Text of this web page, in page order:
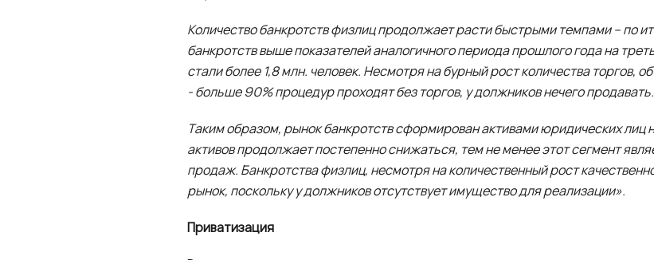
Количество банкротств физлиц продолжает расти быстрыми темпами – по
банкротств выше показателей аналогичного периода прошлого года на
стали более 1,8 млн. человек. Несмотря на бурный рост количества торгов,
- больше 90% процедур проходят без торгов, у должников нечего продавать.
Таким образом, рынок банкротств сформирован активами юридических лиц
активов продолжает постепенно снижаться, тем не менее этот сегмент
продаж. Банкротства физлиц, несмотря на количественный рост
рынок, поскольку у должников отсутствует имущество для реализации».
Приватизация